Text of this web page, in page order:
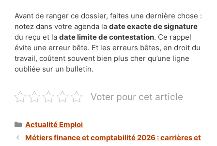
Avant de ranger ce dossier, faites une dernière chose :
notez dans votre agenda la date exacte de signature
du reçu et la date limite de contestation. Ce rappel
évite une erreur bête. Et les erreurs bêtes, en droit du
travail, coûtent souvent bien plus cher qu’une ligne
oubliée sur un bulletin.
Voter pour cet article
Catégories
Actualité Emploi
Métiers finance et comptabilité 2026 : carrières et